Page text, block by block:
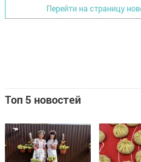
Перейти на страницу
Топ 5 новостей